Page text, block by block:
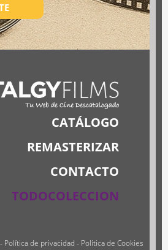
CATÁLOGO
REMASTERIZAR
CONTACTO
TODOCOLECCION
- Política de privacidad - Política de Cookies